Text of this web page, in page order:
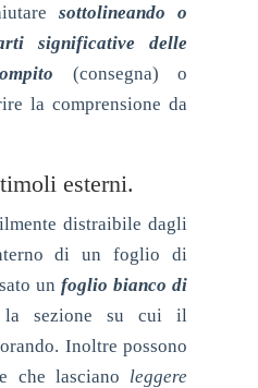
sottolineando o
significative delle
(consegna) o
la comprensione da
esterni.
distraibile dagli
di un foglio di
unfoglio bianco di
sezione su cui il
Inoltre possono
che lasciano leggere